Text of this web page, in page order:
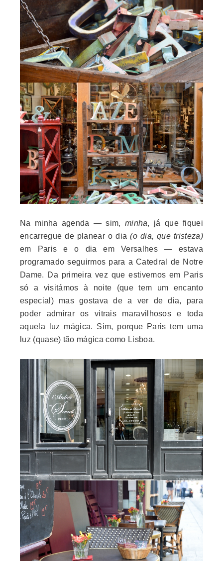
Na minha agenda — sim, minha, já que fiquei
encarregue de planear o dia(o dia, que tristeza)
em Paris e o dia em Versalhes — estava
programado seguirmos para a Catedral de Notre
Dame. Da primeira vez que estivemos em Paris
só a visitámos à noite (que tem um encanto
especial) mas gostava de a ver de dia, para
poder admirar os vitrais maravilhosos e toda
aquela luz mágica. Sim, porque Paris tem uma
luz (quase) tão mágica como Lisboa.